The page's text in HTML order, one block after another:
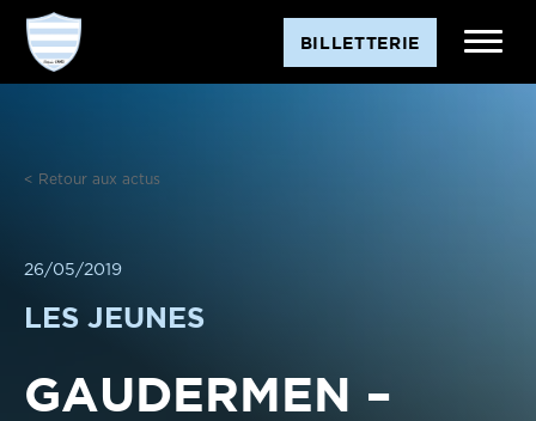
Aller
contenu
BILLETTERIE
< Retour aux actus
26/05/2019
LES JEUNES
GAUDERMEN –